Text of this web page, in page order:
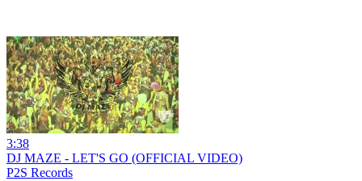
3:38
DJ MAZE - LET'S GO (OFFICIAL VIDEO)
P2S Records